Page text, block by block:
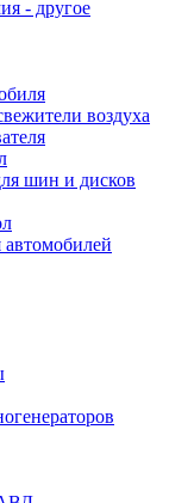
- другое
воздуха
шин и дисков